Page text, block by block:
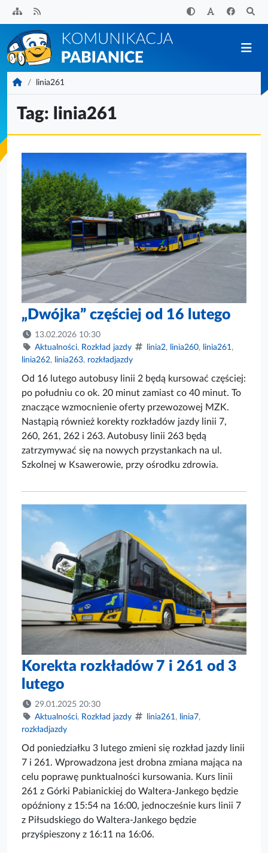
Przejdź
do
treści
KomunikacjaPabianice.pl
linia261
Tag: linia261
„Dwójka” częściej od 16 lutego
13.02.2026 10:30
Aktualności, Rozkład jazdy linia2, linia260, linia261 ,
linia262, linia263, rozkładjazdy
Od 16 lutego autobusy linii 2 będą kursować częściej:
po południu co ok. 20 minut zamiast co 40 minut. To
znaczące wzmocnienie oferty przewozowej MZK.
Nastąpią również korekty rozkładów jazdy linii 7,
260, 261, 262 i 263. Autobusy linii 263 będą
zatrzymywać się na nowych przystankach na ul.
Szkolnej w Ksawerowie, przy ośrodku zdrowia.
Korekta rozkładów 7 i 261 od 3
lutego
29.01.2025 20:30
Aktualności, Rozkład jazdy linia261, linia7,
rozkładjazdy
Od poniedziałku 3 lutego zmieni się rozkład jazdy linii
7 i 261. Wprowadzona jest drobna zmiana mająca na
celu poprawę punktualności kursowania. Kurs linii
261 z Górki Pabianickiej do Waltera-Jankego będzie
opóźniony z 15:54 na 16:00, jednocześnie kurs linii 7
z Piłsudskiego do Waltera-Jankego będzie
przyśpieszony z 16:11 na 16:06.